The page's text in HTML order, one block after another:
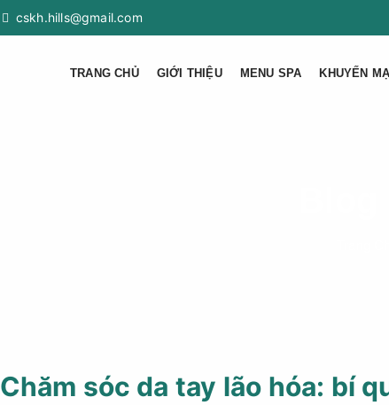
cskh.hills@gmail.com
TRANG CHỦ GIỚI THIỆU MENU SPA KHUYẾN MẠI
Chăm sóc da tay lão hóa: bí